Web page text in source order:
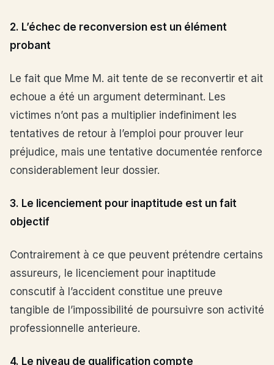
2. L’échec de reconversion est un élément
probant
Le fait que Mme M. ait tente de se reconvertir et ait
echoue a été un argument determinant. Les
victimes n’ont pas a multiplier indefiniment les
tentatives de retour à l’emploi pour prouver leur
préjudice, mais une tentative documentée renforce
considerablement leur dossier.
3. Le licenciement pour inaptitude est un fait
objectif
Contrairement à ce que peuvent prétendre certains
assureurs, le licenciement pour inaptitude
conscutif à l’accident constitue une preuve
tangible de l’impossibilité de poursuivre son activité
professionnelle anterieure.
4. Le niveau de qualification compte